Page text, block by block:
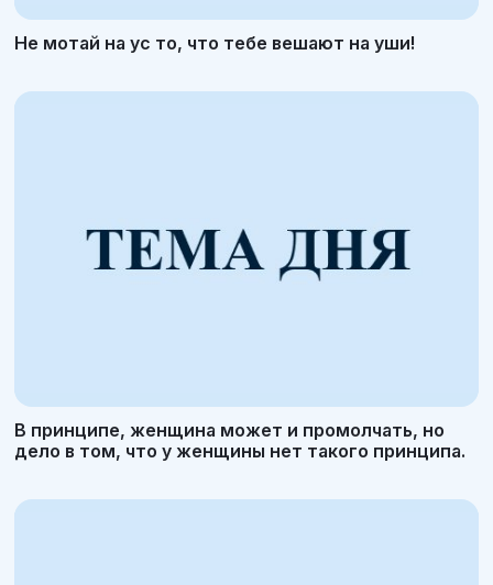
Не мотай на ус то, что тебе вешают на уши!
В принципе, женщина может и промолчать, но
дело в том, что у женщины нет такого принципа.